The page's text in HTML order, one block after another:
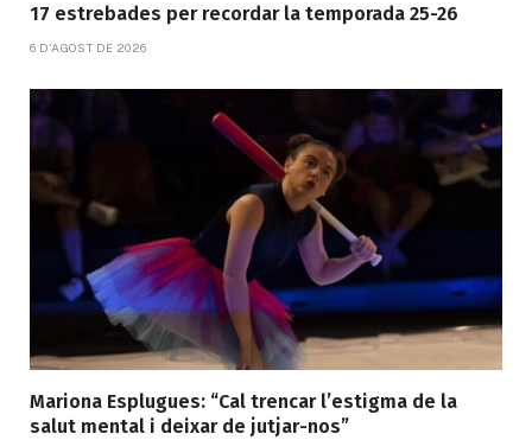
17 estrebades per recordar la temporada 25-26
6 D'AGOST DE 2026
Mariona Esplugues: “Cal trencar l’estigma de la
salut mental i deixar de jutjar-nos”